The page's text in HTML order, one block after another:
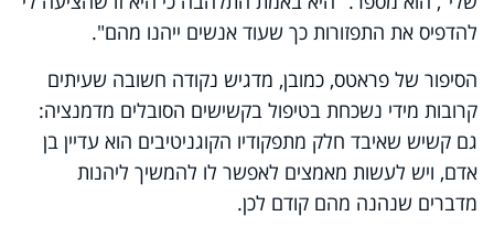
להדפיס את התפזורות כך שעוד אנשים ייהנו מהם".
הסיפור של פראטס, כמובן, מדגיש נקודה חשובה שעיתים
קרובות מידי נשכחת בטיפול בקשישים הסובלים מדמנציה:
גם קשיש שאיבד חלק מתפקודיו הקוגניטיבים הוא עדיין בן
אדם, ויש לעשות מאמצים לאפשר לו להמשיך ליהנות
מדברים שנהנה מהם קודם לכן.